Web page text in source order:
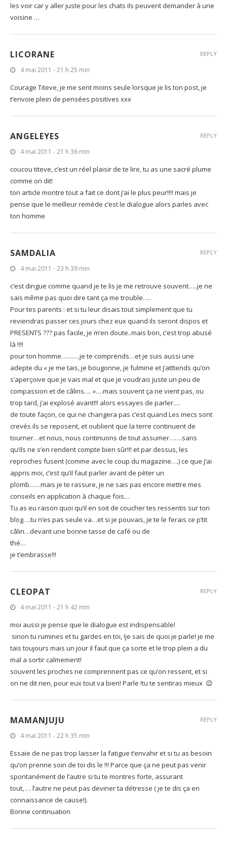
les voir car y aller juste pour les chats ils peuvent demander à une
voisine …
LICORANE
4 mai 2011 - 21 h 25 min
Courage Titeve, je me sent moins seule lorsque je lis ton post, je
t’envoie plein de pensées positives xxx
REPLY
ANGELEYES
4 mai 2011 - 21 h 36 min
coucou titeve, c’est un réel plaisir de te lire, tu as une sacré plume
comme on dit!
ton article montre tout a fait ce dont j’ai le plus peur!!!! mais je
pense que le meilleur remède c’est le dialogue alors parles avec
ton homme
REPLY
SAMDALIA
4 mai 2011 - 23 h 39 min
c’est dingue comme quand je te lis je me retrouve souvent…..je ne
sais même pas quoi dire tant ça me trouble…..
Pour tes parents : et si tu leur disais tout simplement que tu
reviendras passer ces jours chez eux quand ils seront dispos et
PRESENTS ??? pas facile, je m’en doute..mais bon, c’est trop abusé
là !!!!
pour ton homme……….je te comprends…et je suis aussi une
adepte du « je me tais, je bougonne, je fulmine et j’atttends qu’on
s’aperçoive que je vais mal et que je voudrais juste un peu de
compassion et de câlins…. »….mais souvent ça ne vient pas, ou
trop tard, j’ai explosé avant!!! alors essayes de parler….
de toute façon, ce qui ne changera pas c’est quand Les mecs sont
crevés ils se reposent, et oublient que la terre continuent de
tourner…et nous, nous continuons de tout assumer…….sans
qu’ils ne s’en rendent compte bien sûr!!! et par dessus, les
reproches fusent (comme avec le coup du magazine….) ce que j’ai
appris moi, c’est qu’il faut parler avant de pèter un
plomb……mais je te rassure, je ne sais pas encore mettre mes
conseils en application à chaque fois…
Tu as eu raison quoi qu’il en soit de coucher tes ressentis sur ton
blog….tu n’es pas seule va…et si je pouvais, je te le ferais ce p’tit
câlin…devant une bonne tasse de café ou de
thé…
je t’embrasse!!!
REPLY
CLEOPAT
4 mai 2011 - 21 h 42 min
moi aussi je pense que le dialogue est indispensable!
sinon tu rumines et tu gardes en toi, !je sais de quoi je parle! je me
tais toujours mais un jour il faut que ça sorte et le trop plein a du
mal a sortir calmement!
souvent les proches ne comprennent pas ce qu’on ressent, et si
on ne dit rien, pour eux tout va bien! Parle !tu te sentiras mieux 😉
REPLY
MAMANJUJU
4 mai 2011 - 22 h 35 min
Essaie de ne pas trop laisser la fatigue t’envahir et si tu as besoin
qu’on prenne soin de toi dis le !!! Parce que ça ne peut pas venir
spontanément de l’autre si tu te montres forte, assurant
tout, … l’autre ne peut pas deviner ta détresse ( je te dis ça en
connaissance de cause!).
Bonne continuation
REPLY